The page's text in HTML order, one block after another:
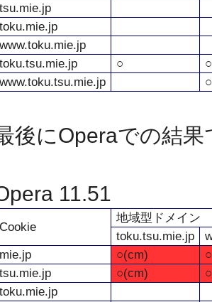
tsu.mie.jp
toku.mie.jp
www.toku.mie.jp
toku.tsu.mie.jp
○
○
www.toku.tsu.mie.jp
○
後にOperaでの結果
11.51
Cookie
地域型ドメイン
toku.tsu.mie.jp
mie.jp
○(cm)
tsu.mie.jp
○(cm)
toku.mie.jp